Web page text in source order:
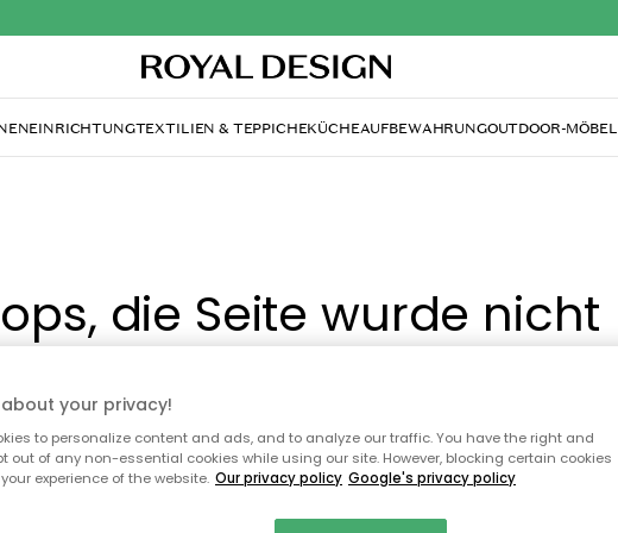
TEXTILIEN & TEPPICHEKÜCHEAUFBEWAHRUNGOUTDOOR-MÖBEL
die Seite wurde nicht
gefunden.
Du kannst auf unsererStartseiteweiter navigieren.
your privacy!
to personalize content and ads, and to analyze our traffic. You have the right and
out of any non-essential cookies while using our site. However, blocking certain cookies
experience of the website. Our privacy policy Google's privacy policy